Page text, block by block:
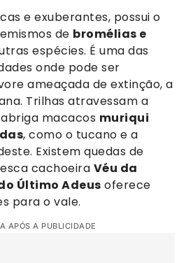
e exuberantes, possui o
de bromélias e
espécies. É uma das
onde pode ser
ameaçada de extinção, a
Trilhas atravessam a
macacos muriqui
, como o tucano e a
Existem quedas de
cachoeira Véu da
Último Adeus oferece
para o vale.
APÓS A PUBLICIDADE